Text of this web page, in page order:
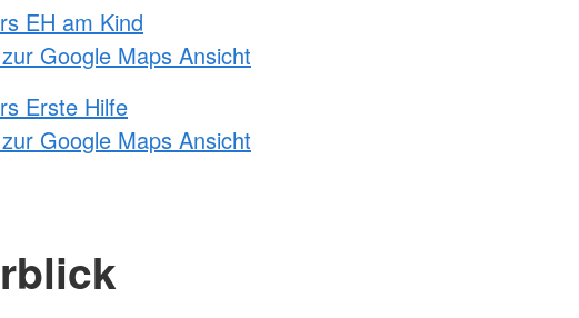
EH am Kind
Google Maps Ansicht
Erste Hilfe
Google Maps Ansicht